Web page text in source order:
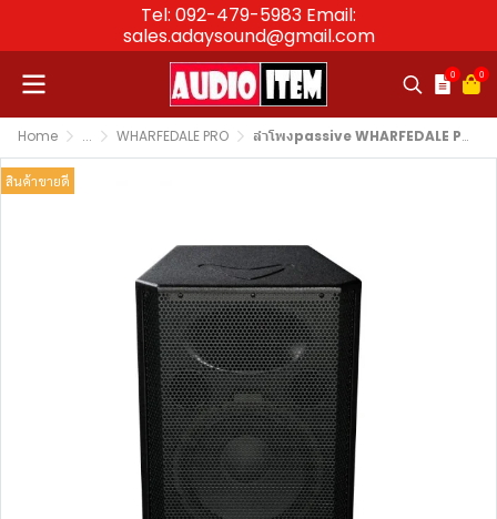
Tel: 092-479-5983 Email:
sales.adaysound@gmail.com
0 0
Home ... WHARFEDALE PRO ลำโพงpassive WHARFEDALE PRO EVO-X12 ตู้ลำโพง 12 นิ้ว 2 ทาง 300 วัตต์
สินค้าขายดี